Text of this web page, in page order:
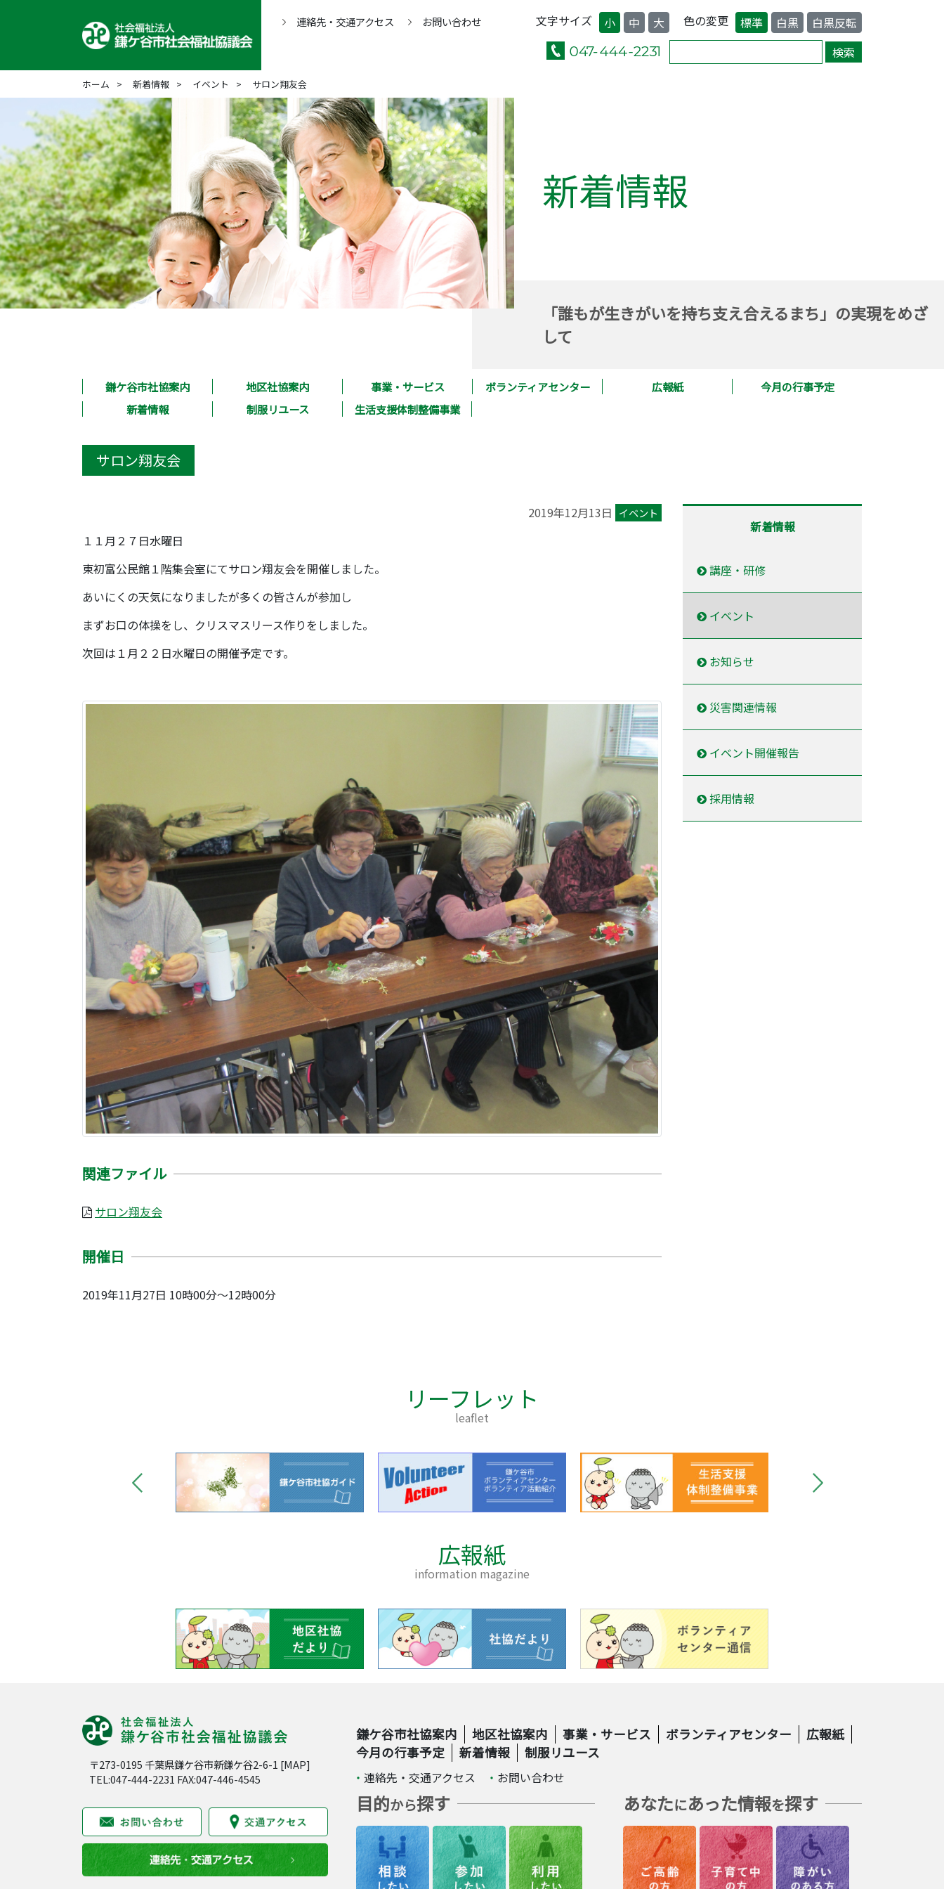
連絡先・交通アクセス お問い合わせ 文字サイズ 小 中 大 色の変更 標準 白黒 白黒反転
ホーム 新着情報 イベント サロン翔友会
新着情報
「誰もが生きがいを持ち支え合えるまち」の実現をめざ
して
鎌ケ谷市社協案内 地区社協案内 事業・サービス ボランティアセンター 広報紙
今月の行事予定
新着情報
制服リユース 生活支援体制整備事業
サロン翔友会
2019年12月13日 イベント
１１月２７日水曜日
東初富公民館１階集会室にてサロン翔友会を開催しました。
あいにくの天気になりましたが多くの皆さんが参加し
まずお口の体操をし、クリスマスリース作りをしました。
次回は１月２２日水曜日の開催予定です。
関連ファイル
サロン翔友会
開催日
2019年11月27日 10時00分～12時00分
新着情報
講座・研修
イベント
お知らせ
災害関連情報
イベント開催報告
採用情報
リーフレット
leaflet
広報紙
information magazine
〒273-0195 千葉県鎌ケ谷市新鎌ケ谷2-6-1 [MAP]
TEL:047-444-2231 FAX:047-446-4545
鎌ケ谷市社協案内 地区社協案内 事業・サービス ボランティアセンター
広報紙
今月の行事予定
新着情報 制服リユース
連絡先・交通アクセス お問い合わせ
目的から探す あなたにあった情報を探す